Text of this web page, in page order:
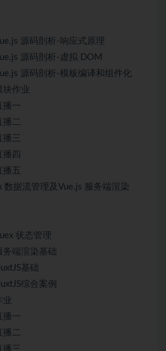
源码剖析-响应式原理
源码剖析-虚拟 DOM
源码剖析-模板编译和组件化
块作业
播一
二
三
四
五
数据流管理及Vue.js 服务端渲染
状态管理
端渲染基础
基础
综合案例
业
播一
二
三